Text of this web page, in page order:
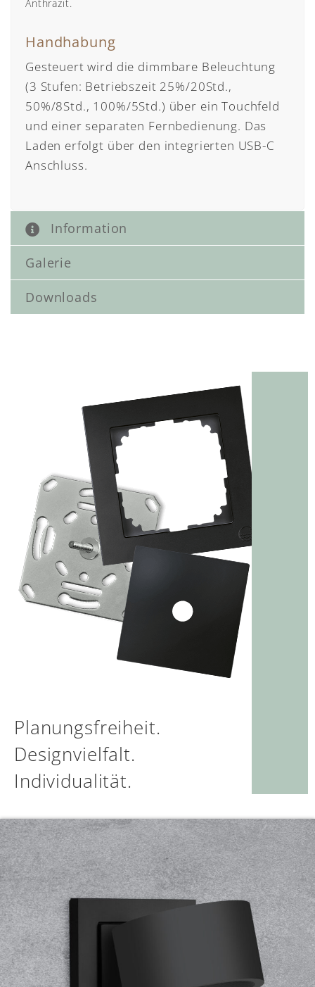
Anthrazit.
Handhabung
Gesteuert wird die dimmbare Beleuchtung
(3 Stufen: Betriebszeit 25%/20Std.,
50%/8Std., 100%/5Std.) über ein Touchfeld
und einer separaten Fernbedienung. Das
Laden erfolgt über den integrierten USB-C
Anschluss.
Information
Galerie
Downloads
Einzeln oder kombiniert
Die qles Akku Leuchte kann jeweils auf einer einzelnen
Schalterdose montiert werden oder Teil eines
Mehrfachrahmens sein.